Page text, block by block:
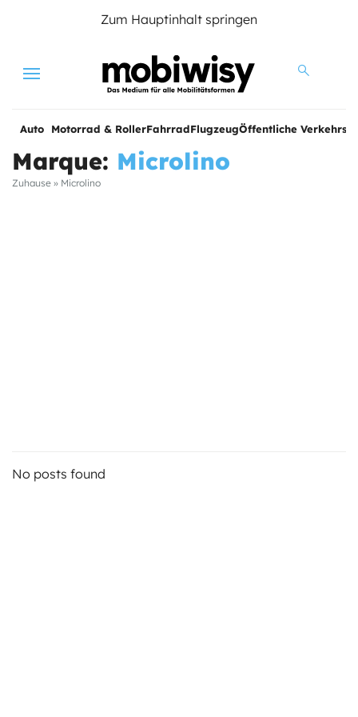
Zum Hauptinhalt springen
Menu
Auto Motorrad & RollerFahrradFlugzeugÖffentliche
Marque: Microlino
Zuhause » Microlino
No posts found